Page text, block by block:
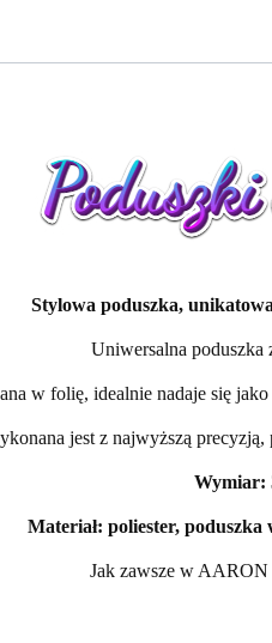
Stylowa poduszka,
Uniwersalna
w folię, idealnie nadaje się
jest z najwyższą
Wymiar:
Materiał: poliester, poduszka
Jak zawsze w